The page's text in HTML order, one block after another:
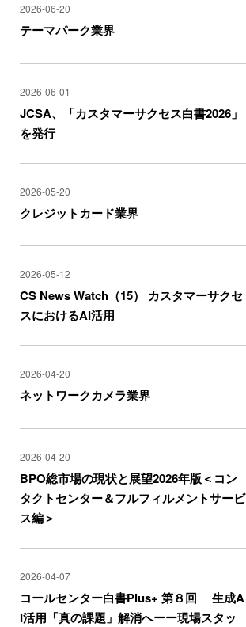
2026-06-20
テーマパーク業界
2026-06-01
JCSA、「カスタマーサクセス白書2026」
を発行
2026-05-20
クレジットカード業界
2026-05-12
CS News Watch（15） カスタマーサクセ
スにおけるAI活用
2026-04-20
ネットワークカメラ業界
2026-04-20
BPO総市場の現状と展望2026年版＜コン
タクトセンター＆フルフィルメントサービ
ス編＞
2026-04-07
コールセンター白書Plus+ 第８回 生成A
I活用「真の課題」解消へーー現場スタッ